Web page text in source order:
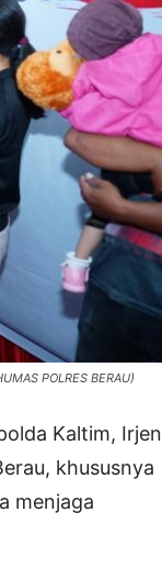
POLRES BERAU)
Kaltim, Irjen
khususnya
menjaga